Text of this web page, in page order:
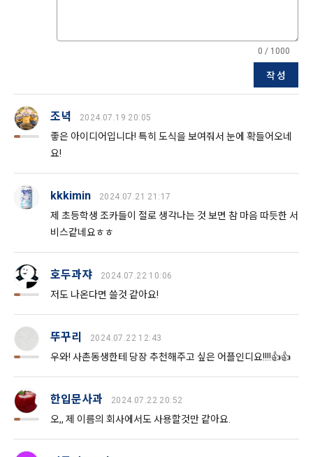
소셜 계정으로 로그인
아직 데이콘 계정이 없나요? 회원가입
로그인 하시려면 아래 이메일로 인증이 필요합니다. 이메일을 다
시 보내시겠습니까?
데이콘 회원가입을 환영합니다. 메일 인증은 데이콘 회원가입
을 위한 필수 절차입니다. 아래 이메일을 인증하여 회원가입 절
차를 완료하여 주시기 바랍니다.
서의 소비자보호에 관한 법률, 전자문서 및 전자거래기본법, 전
자금융거래법, 전자서명법, 소비자기본법, 개인정보보호법 등
관련법을 위배하지 않는 범위에서 이 약관을 개정할 수 있다.
3. "회사"는 "서비스"에 대해 별도의 이용약관 또는 정책(이하
“별도약관”)을 둘 수 있으며, 그 내용이 이 약관과 충돌하는 경우
“별도약관”이 우선하여 적용된다.
4. “회사”의 영업상 중요한 사유 또는 관계 법령에 의한 변경사
이지의 공지게시판에 그 적용일자 7일 이전부터 적용일자 전일
까지 공지한다.
5. '회사' 약관의 조항에 따른 정책을 제정 및 변경할 권리를 가지
용일자 전일까지 공지한다.
6. "회원"은 변경된 약관에 대해 거부할 권리가 있다. "회원"은 변
경된 약관이 공지된 지 15일 이내에 거부의사를 표명할 수 있다.
"회원"이 거부하는 경우 본 서비스 제공자인 "회사"는 15일의 기
간을 정하여 "회원"에게 사전 통지 후 당해 "회원"과의 계약을 해
지할 수 있다. 만약, "회원"이 거부의사를 표시하지 않거나, 전항
으로 간주한다.
1. 이 약관에서 규정하지 않은 사항에 관해서는 약관의규제등에
4) 고용 및 취업동향 파악을 위한 통계학적 분석, 서비스 고도화
3. 수집하는 개인정보 항목 및 수집방법
가. 수집하는 개인정보의 항목
1) 회원가입 시 수집하는 항목
선택 항목 : 휴대폰번호, 생년월일, 국가, 직업
니다. 추가로 개인정보를 수집할 경우에는 해당 개인정보 수집
시점에서 이용자에게 ‘수집하는 개인정보 항목, 개인정보의 수
2) 데이콘 인재풀 등록 시 수집하는 항목
여부, 사용 가능한 프로그래밍 언어 및 사용 경험, 프로젝트 또는
대회 코드 링크1개, 구직 의향, 희망근무지역
선택 항목: 프로젝트 또는 대회 코드 링크(추가분), 기타 수상 경
력, 개인 운영 사이트 링크(GitHub, Linkedin 등) ,영상, ppt
0 / 1000
작성
조녁 2024.07.19 20:05
좋은 아이디어입니다! 특히 도식을 보여줘서 눈에 확들어오네
요!
kkkimin 2024.07.21 21:17
제 초등학생 조카들이 절로 생각나는 것 보면 참 마음 따듯한 서
비스같네요ㅎㅎ
호두과쟈 2024.07.22 10:06
저도 나온다면 쓸것 같아요!
뚜꾸리 2024.07.22 12:43
우와! 사촌동생한테 당장 추천해주고 싶은 어플인디요!!!!👍👍
한입문사과 2024.07.22 20:52
오,, 제 이름의 회사에서도 사용할것만 같아요.